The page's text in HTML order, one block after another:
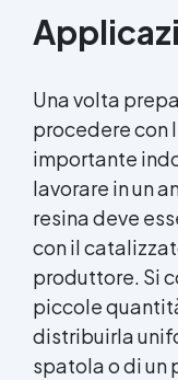
Una volta
procedere con
importante
lavorare in un
resina deve
con il
produttore. Si
piccole
distribuirla
spatola o di un